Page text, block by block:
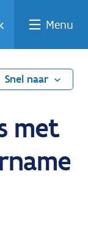
Menu
Snel naar
met